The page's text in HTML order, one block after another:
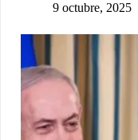
9 octubre, 2025